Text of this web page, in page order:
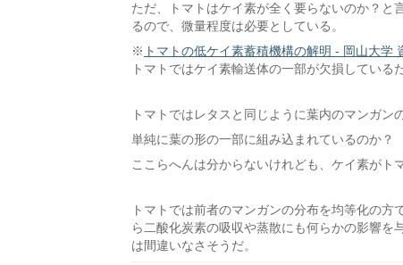
ただ、トマトはケイ素が全く要らないのか？と
るので、微量程度は必要としている。
※ トマトの低ケイ素蓄積機構の解明 - 岡山大
トマトではケイ素輸送体の一部が欠損している
トマトではレタスと同じように葉内のマンガン
単純に葉の形の一部に組み込まれているのか？
ここらへんは分からないけれども、ケイ素がト
トマトでは前者のマンガンの分布を均等化の
ら二酸化炭素の吸収や蒸散にも何らかの影響
は間違いなさそうだ。